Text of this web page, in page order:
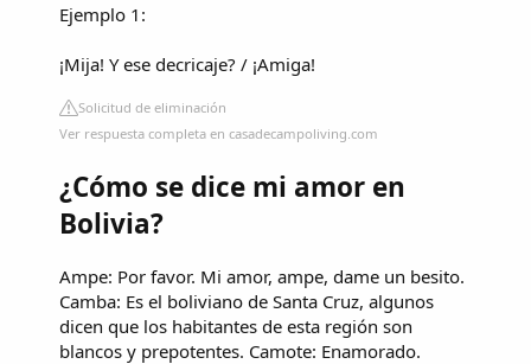
Ejemplo 1:
¡Mija! Y ese decricaje? / ¡Amiga!
Solicitud de eliminación
Ver respuesta completa en casadecampoliving.com
¿Cómo se dice mi amor en
Bolivia?
Ampe: Por favor. Mi amor, ampe, dame un besito.
Camba: Es el boliviano de Santa Cruz, algunos
dicen que los habitantes de esta región son
blancos y prepotentes. Camote: Enamorado.